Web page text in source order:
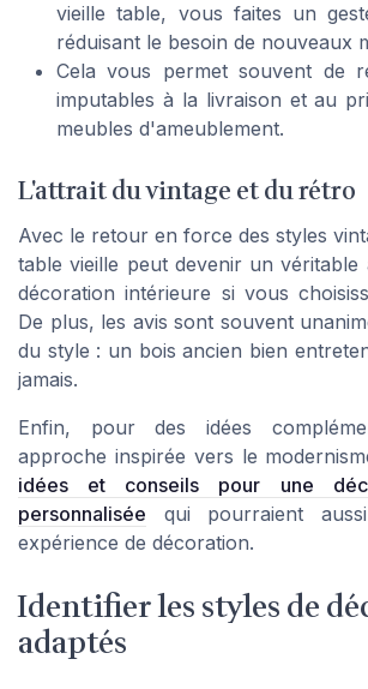
vieille table, vous faites un
réduisant le besoin de nouveaux
Cela vous permet souvent de
imputables à la livraison et au
meubles d'ameublement.
L'attrait du vintage et du rétro
Avec le retour en force des styles
table vieille peut devenir un véritable
décoration intérieure si vous
De plus, les avis sont souvent
du style : un bois ancien bien
jamais.
Enfin, pour des idées
approche inspirée vers le
idées et conseils pour une
personnalisée qui pourraient
expérience de décoration.
Identifier les styles de
adaptés